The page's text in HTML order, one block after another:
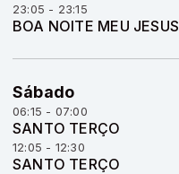
23:05 - 23:15
BOA NOITE MEU JESUS
Sábado
06:15 - 07:00
SANTO TERÇO
12:05 - 12:30
SANTO TERÇO